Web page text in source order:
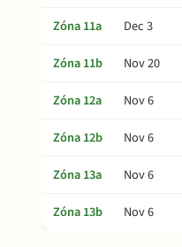
Zóna 11a Dec 3
Zóna 11b
Nov 20
Zóna 12a
Nov 6
Zóna 12b
Nov 6
Zóna 13a
Nov 6
Zóna 13b
Nov 6